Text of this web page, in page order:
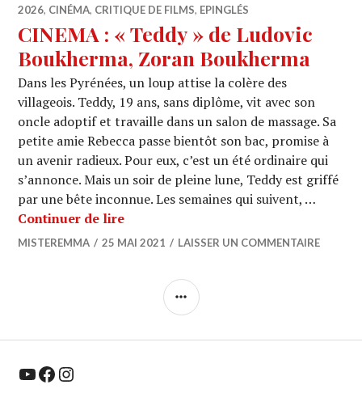
2026, CINÉMA, CRITIQUE DE FILMS, EPINGLÉS
CINEMA : « Teddy » de Ludovic
Boukherma, Zoran Boukherma
Dans les Pyrénées, un loup attise la colère des
villageois. Teddy, 19 ans, sans diplôme, vit avec son
oncle adoptif et travaille dans un salon de massage. Sa
petite amie Rebecca passe bientôt son bac, promise à
un avenir radieux. Pour eux, c’est un été ordinaire qui
s’annonce. Mais un soir de pleine lune, Teddy est griffé
par une bête inconnue. Les semaines qui suivent, …
Continuer de lireCINEMA : « Teddy » de Ludovic
MISTEREMMA 25 MAI 2021 LAISSER UN COMMENTAIRE
COLONNE
YouTube Facebook Instagram